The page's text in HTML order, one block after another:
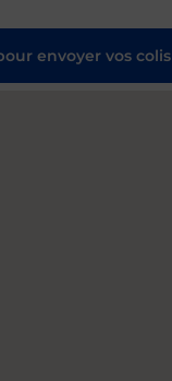
envoyer vos colis